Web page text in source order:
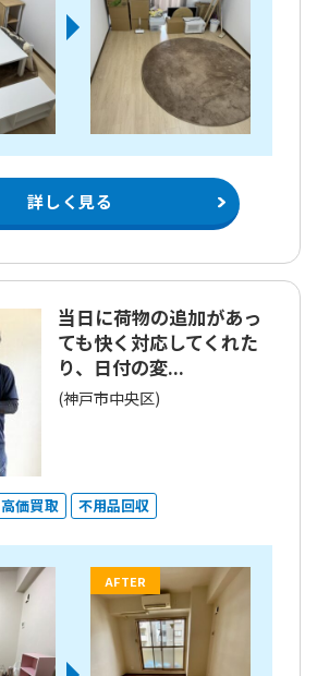
詳しく見る
当日に荷物の追加があっ
ても快く対応してくれた
り、日付の変...
(神戸市中央区)
高価買取 不用品回収
AFTER